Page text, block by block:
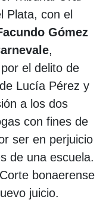
Plata, con el
Gómez
,
el delito de
Lucía Pérez y
a los dos
con fines de
ser en perjuicio
de una escuela.
bonaerense
juicio.